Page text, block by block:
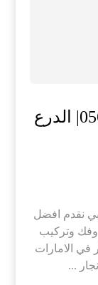
نجار في ابوظبي |0564421019| الدرع
الدرع الذهبي نقدم افضل
وفك وتركيب
في الامارات
...